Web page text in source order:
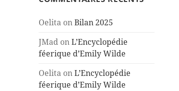
Oelita onBilan 2025
JMad onL’Encyclopédie
féerique d’Emily Wilde
Oelita onL’Encyclopédie
féerique d’Emily Wilde